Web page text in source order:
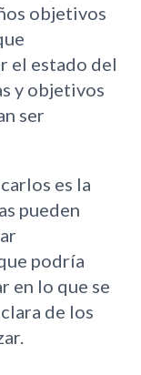
objetivos
el estado del
y objetivos
ser
es la
pueden
podría
en lo que se
de los